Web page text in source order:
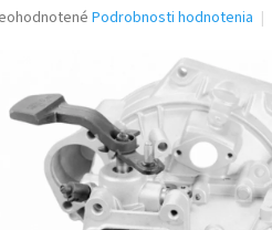
hviezdičiek.
Podrobnosti hodnotenia